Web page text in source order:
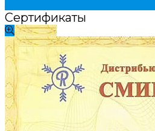
Сертификаты